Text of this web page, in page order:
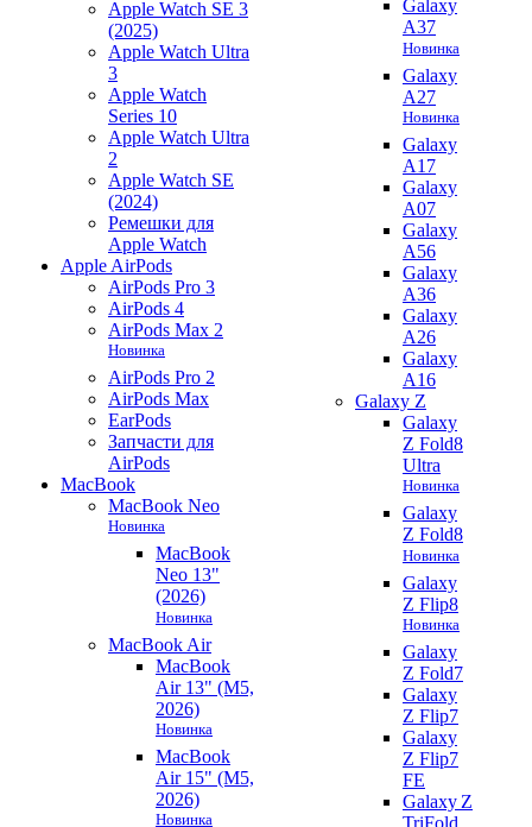
Apple Watch SE 3
(2025)
Apple Watch Ultra
3
Apple Watch
Series 10
Apple Watch Ultra
2
Apple Watch SE
(2024)
Ремешки для
Apple Watch
Apple AirPods
AirPods Pro 3
AirPods 4
AirPods Max 2
Новинка
AirPods Pro 2
AirPods Max
EarPods
Запчасти для
AirPods
MacBook
MacBook Neo
Новинка
MacBook
Neo 13"
(2026)
Новинка
MacBook Air
MacBook
Air 13" (M5,
2026)
Новинка
MacBook
Air 15" (M5,
2026)
Новинка
Galaxy
A37
Новинка
Galaxy
A27
Новинка
Galaxy
A17
Galaxy
A07
Galaxy
A56
Galaxy
A36
Galaxy
A26
Galaxy
A16
Galaxy Z
Galaxy
Z Fold8
Ultra
Новинка
Galaxy
Z Fold8
Новинка
Galaxy
Z Flip8
Новинка
Galaxy
Z Fold7
Galaxy
Z Flip7
Galaxy
Z Flip7
FE
Galaxy Z
TriFold